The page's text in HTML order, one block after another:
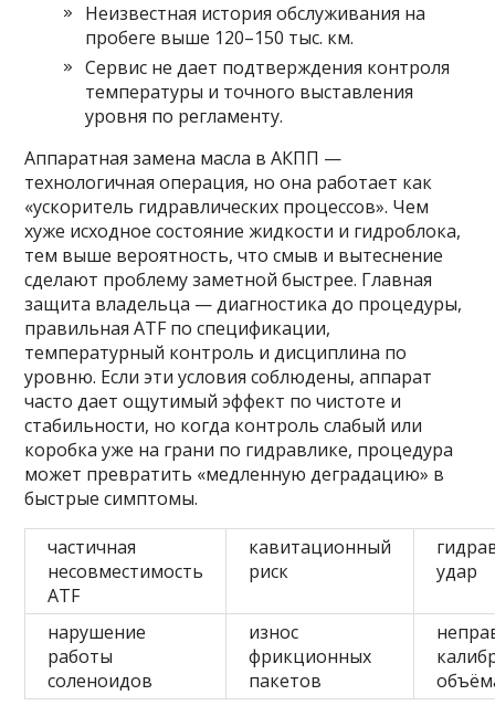
Неизвестная история обслуживания на
пробеге выше 120–150 тыс. км.
Сервис не дает подтверждения контроля
температуры и точного выставления
уровня по регламенту.
Аппаратная замена масла в АКПП —
технологичная операция, но она работает как
«ускоритель гидравлических процессов». Чем
хуже исходное состояние жидкости и гидроблока,
тем выше вероятность, что смыв и вытеснение
сделают проблему заметной быстрее. Главная
защита владельца — диагностика до процедуры,
правильная ATF по спецификации,
температурный контроль и дисциплина по
уровню. Если эти условия соблюдены, аппарат
часто дает ощутимый эффект по чистоте и
стабильности, но когда контроль слабый или
коробка уже на грани по гидравлике, процедура
может превратить «медленную деградацию» в
быстрые симптомы.
частичная
несовместимость
ATF
кавитационный
риск
удар
нарушение
работы
соленоидов
износ
фрикционных
пакетов